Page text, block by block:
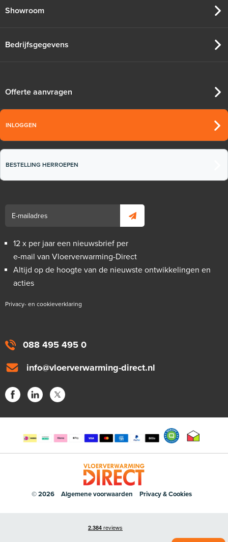
088 495 495 0
info@vloerverwarming-direct.nl
Showroom
Bedrijfsgegevens
Offerte aanvragen
INLOGGEN
BESTELLING HERROEPEN
12 x per jaar een nieuwsbrief per
e-mail van Vloerverwarming-Direct
Altijd op de hoogte van de nieuwste ontwikkelingen en
acties
Privacy- en cookieverklaring
© 2026 Algemene voorwaarden Privacy & Cookies